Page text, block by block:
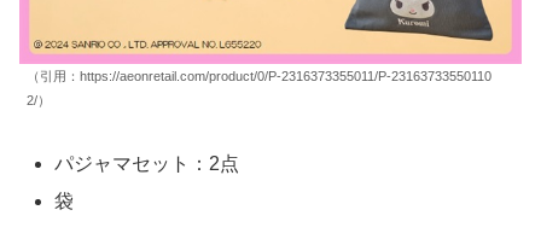
（引用：https://aeonretail.com/product/0/P-2316373355011/P-23163733550110
2/）
パジャマセット：2点
袋